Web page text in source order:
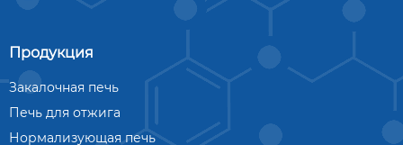
Продукция
Закалочная печь
Печь для отжига
Нормализующая печь